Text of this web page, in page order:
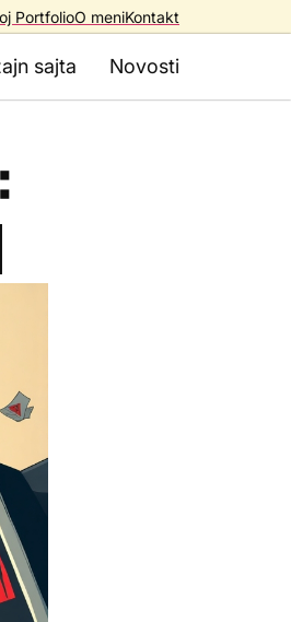
PortfolioO meniKontakt
sajta Novosti